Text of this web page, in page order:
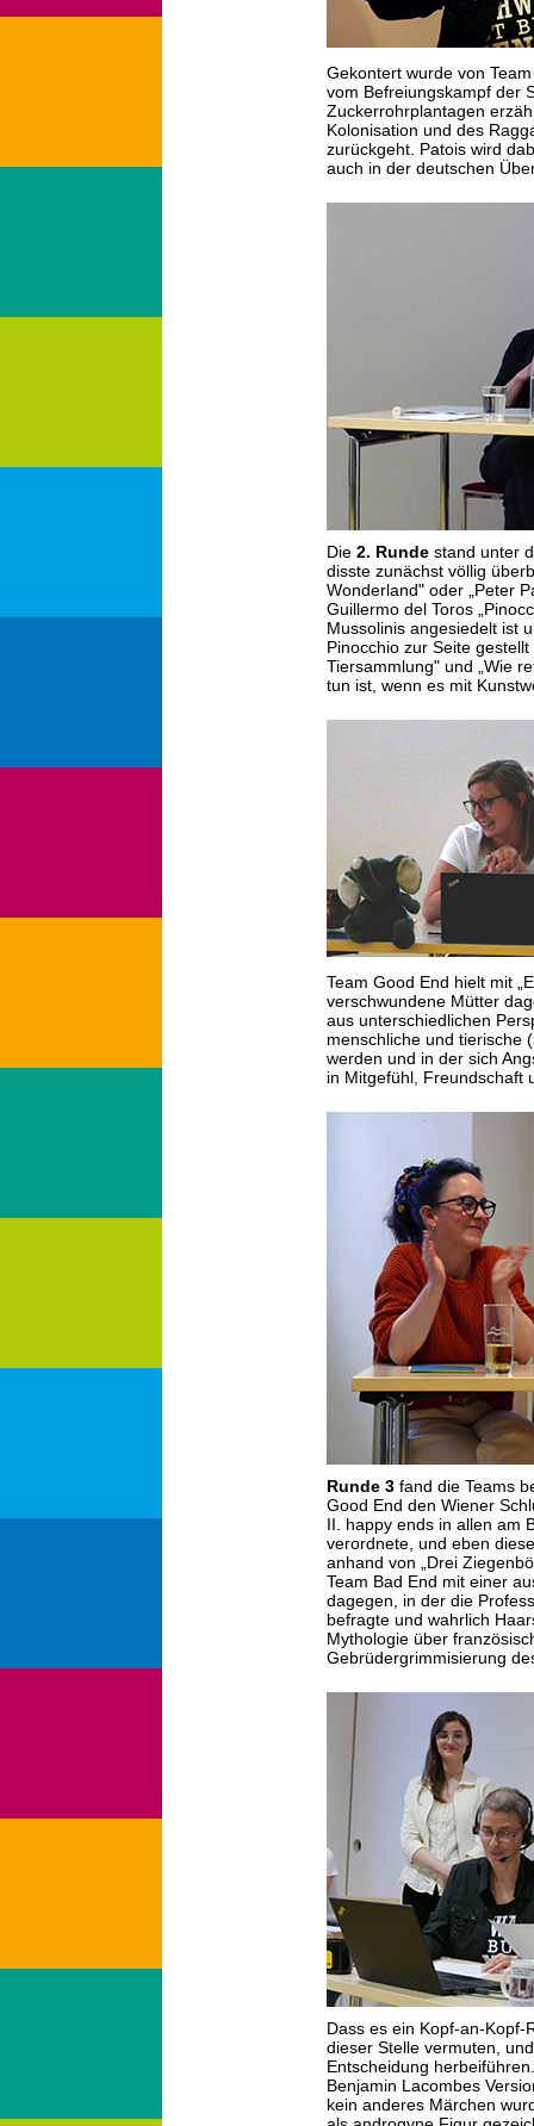
Gekontert wurde von
vom Befreiungskampf der
Zuckerrohrplantagen
Kolonisation und des
zurückgeht. Patois wird
auch in der deutschen
Die 2. Runde stand unter
disste zunächst völlig
Wonderland" oder „Peter
Guillermo del Toros
Mussolinis angesiedelt ist
Pinocchio zur Seite
Tiersammlung" und „Wie
tun ist, wenn es mit
Team Good End hielt mit
verschwundene Mütter
aus unterschiedlichen
menschliche und tierische
werden und in der sich
in Mitgefühl, Freundschaft
Runde 3 fand die Teams
Good End den Wiener
II. happy ends in allen am
verordnete, und eben
anhand von „Drei
Team Bad End mit einer
dagegen, in der die
befragte und wahrlich
Mythologie über
Gebrüdergrimmisierung
Dass es ein Kopf-an-Kopf-
dieser Stelle vermuten,
Entscheidung
Benjamin Lacombes
kein anderes Märchen